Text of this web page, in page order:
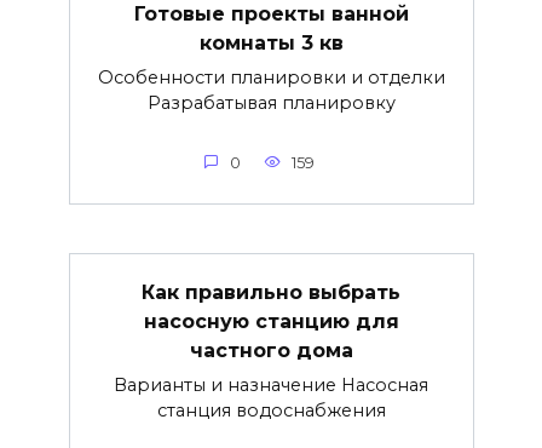
Готовые проекты ванной
комнаты 3 кв
Особенности планировки и отделки
Разрабатывая планировку
0 159
Как правильно выбрать
насосную станцию для
частного дома
Варианты и назначение Насосная
станция водоснабжения